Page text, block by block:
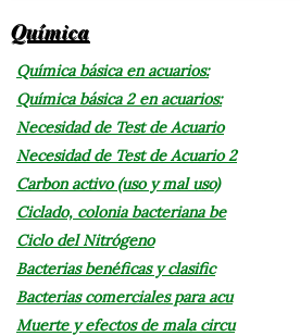
Química
Química básica en acuarios:
Química básica 2 en acuarios:
Necesidad de Test de Acuario
Necesidad de Test de Acuario 2
Carbon activo (uso y mal uso)
Ciclado, colonia bacteriana be
Ciclo del Nitrógeno
Bacterias benéficas y clasific
Bacterias comerciales para acu
Muerte y efectos de mala circu